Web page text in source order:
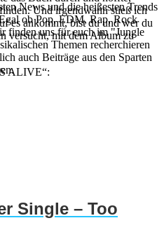
Und irgendwann stieß ich
es ankommt, bist du und wer du
versucht, mit dem Album zu
ALIVE“:
News und die heißesten Trends
ob Pop, EDM, Rap, Rock
finden uns für euch im "Jungle
Themen recherchieren
auch Beiträge aus den Sparten
Single – Too